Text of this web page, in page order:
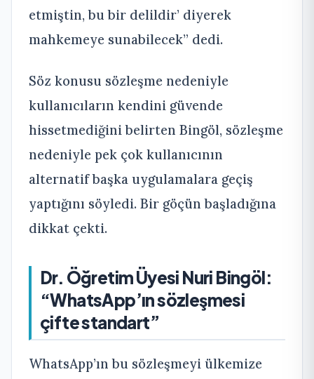
etmiştin, bu bir delildir’ diyerek
mahkemeye sunabilecek” dedi.
Söz konusu sözleşme nedeniyle
kullanıcıların kendini güvende
hissetmediğini belirten Bingöl, sözleşme
nedeniyle pek çok kullanıcının
alternatif başka uygulamalara geçiş
yaptığını söyledi. Bir göçün başladığına
dikkat çekti.
Dr. Öğretim Üyesi Nuri Bingöl:
“WhatsApp’ın sözleşmesi
çifte standart”
WhatsApp’ın bu sözleşmeyi ülkemize